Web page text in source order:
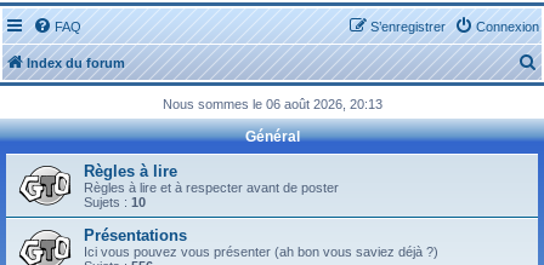
FAQ Connexion
S’enregistrer
Index du forum
e
c
Nous sommes le 06 août 2026, 20:13
Général
Règles à lire
Règles à lire et à respecter avant de poster
Sujets : 10
Présentations
Ici vous pouvez vous présenter (ah bon vous saviez déjà ?)